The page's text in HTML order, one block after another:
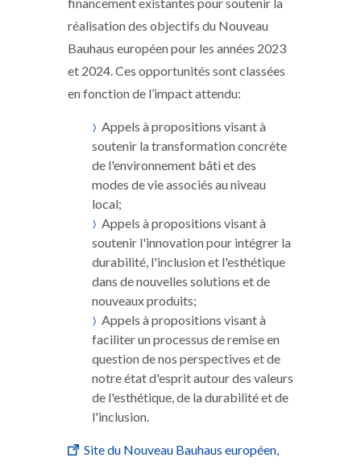
réalisation des objectifs du Nouveau
Bauhaus européen pour les années 2023
et 2024. Ces opportunités sont classées
en fonction de l’impact attendu:
Appels à propositions visant à
soutenir la transformation concrète
de l'environnement bâti et des
modes de vie associés au niveau
local;
Appels à propositions visant à
soutenir l'innovation pour intégrer la
durabilité, l'inclusion et l'esthétique
dans de nouvelles solutions et de
nouveaux produits;
Appels à propositions visant à
faciliter un processus de remise en
question de nos perspectives et de
notre état d'esprit autour des valeurs
de l'esthétique, de la durabilité et de
l'inclusion.
Site du Nouveau Bauhaus européen,